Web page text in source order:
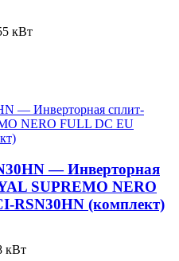
кВт
— Инверторная
SUPREMO NERO
RSN30HN (комплект)
кВт